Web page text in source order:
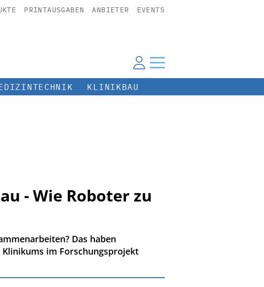
PRINTAUSGABEN ANBIETER EVENTS
KLINIKBAU
- Wie Roboter zu
Das haben
Klinikums im Forschungsprojekt